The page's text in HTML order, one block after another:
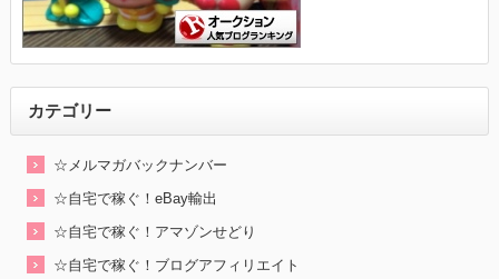
カテゴリー
☆メルマガバックナンバー
☆自宅で稼ぐ！eBay輸出
☆自宅で稼ぐ！アマゾンせどり
☆自宅で稼ぐ！ブログアフィリエイト